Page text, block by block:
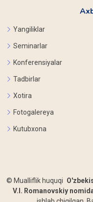
Yangiliklar
Seminarlar
Konferensiyalar
Tadbirlar
Xotira
Fotogalereya
Kutubxona
© Mualliflik huquqi
V.I. Romanovskiy